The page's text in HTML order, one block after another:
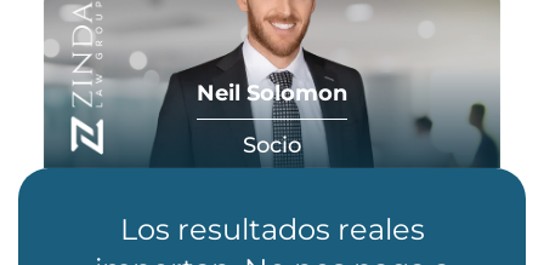
Neil Solomon
Socio
Los resultados reales